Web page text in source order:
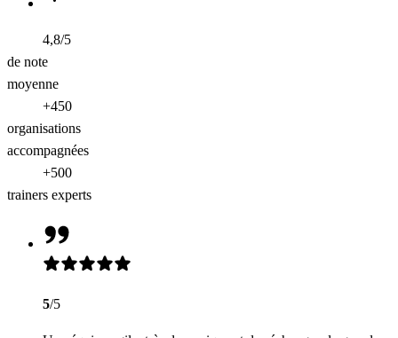
4,8/5
de note
moyenne
+450
organisations
accompagnées
+500
trainers experts
5/5